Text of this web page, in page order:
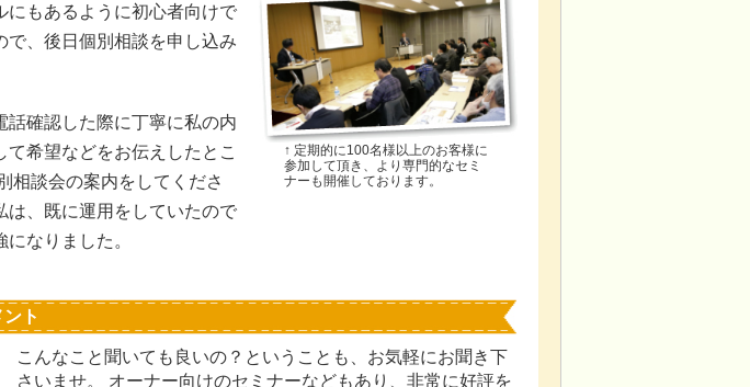
にもあるように初心者向けで
で、後日個別相談を申し込み
話確認した際に丁寧に私の内
て希望などをお伝えしたとこ
相談会の案内をしてくださ
は、既に運用をしていたので
になりました。
↑ 定期的に100名様以上のお客様に
参加して頂き、より専門的なセミ
ナーも開催しております。
ト
こんなこと聞いても良いの？ということも、お気軽にお聞き下
さいませ。 オーナー向けのセミナーなどもあり、非常に好評を